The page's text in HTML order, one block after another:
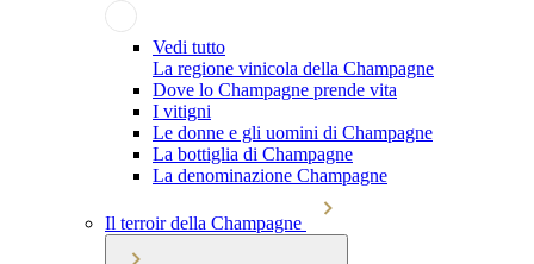
Vedi tutto
La regione vinicola della Champagne
Dove lo Champagne prende vita
I vitigni
Le donne e gli uomini di Champagne
La bottiglia di Champagne
La denominazione Champagne
Il terroir della Champagne